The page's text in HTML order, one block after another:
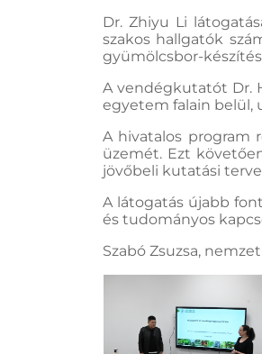
Dr. Zhiyu Li
szakos hallgatók
gyümölcsbor-
A vendégkutatót Dr.
egyetem falain belül,
A hivatalos program
üzemét. Ezt
jövőbeli kutatási
A látogatás újabb
és tudományos
Szabó Zsuzsa,